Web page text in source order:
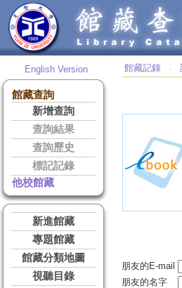
English Version
館藏查詢
新增查詢
查詢結果
查詢歷史
標記記錄
他校館藏
新進館藏
專題館藏
館藏分類地圖
視聽目錄
館藏記錄 ‧
朋友的E-mail
朋友的名字